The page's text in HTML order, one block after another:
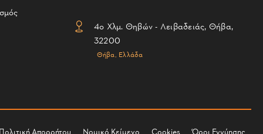
4ο Χλμ. Θηβών - Λειβαδειάς, Θήβα,
32200
Θήβα, Ελλάδα
Απορρήτου Νομικό Κείμενο Cookies Όροι Εγγύησης